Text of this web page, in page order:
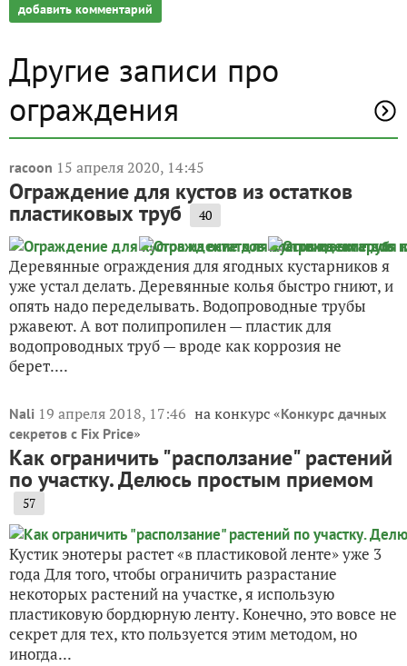
добавить комментарий
Другие записи про
ограждения
racoon 15 апреля 2020, 14:45
Ограждение для кустов из остатков
пластиковых труб 40
Деревянные ограждения для ягодных кустарников я
уже устал делать. Деревянные колья быстро гниют, и
опять надо переделывать. Водопроводные трубы
ржавеют. А вот полипропилен — пластик для
водопроводных труб — вроде как коррозия не
берет....
Nali 19 апреля 2018, 17:46 на конкурс «Конкурс дачных
секретов с Fix Price»
Как ограничить "расползание" растений
по участку. Делюсь простым приемом
57
Кустик энотеры растет «в пластиковой ленте» уже 3
года Для того, чтобы ограничить разрастание
некоторых растений на участке, я использую
пластиковую бордюрную ленту. Конечно, это вовсе не
секрет для тех, кто пользуется этим методом, но
иногда...